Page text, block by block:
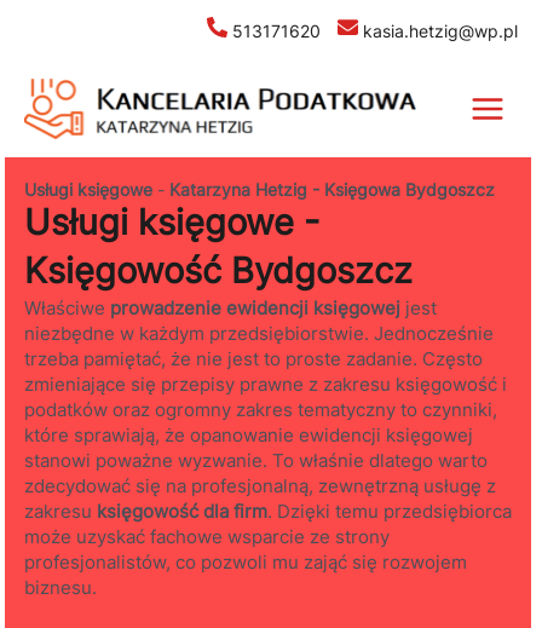
513171620 kasia.hetzig@wp.pl
Main
Usługi księgowe - Katarzyna Hetzig - Księgowa Bydgoszcz
Usługi księgowe -
Księgowość Bydgoszcz
Właściwe prowadzenie ewidencji księgowej jest
niezbędne w każdym przedsiębiorstwie. Jednocześnie
trzeba pamiętać, że nie jest to proste zadanie. Często
zmieniające się przepisy prawne z zakresu księgowość i
podatków oraz ogromny zakres tematyczny to czynniki,
które sprawiają, że opanowanie ewidencji księgowej
stanowi poważne wyzwanie. To właśnie dlatego warto
zdecydować się na profesjonalną, zewnętrzną usługę z
zakresu księgowość dla firm. Dzięki temu przedsiębiorca
może uzyskać fachowe wsparcie ze strony
profesjonalistów, co pozwoli mu zająć się rozwojem
biznesu.